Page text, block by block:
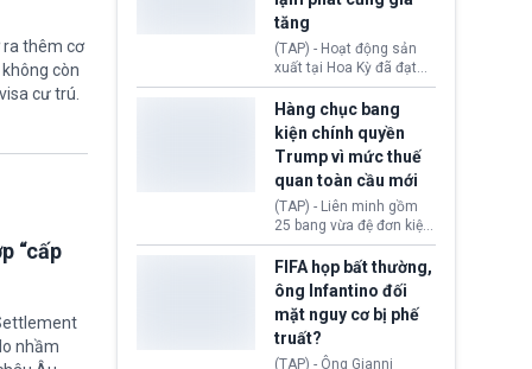
ra thêm cơ
còn
cư trú.
“cấp
nhầm
trong dòng 737 Max
thuộc Boeing
Commercial Airplanes
(Boeing). Động thái này
chính thức khép lại gần
một thập kỷ trì hoãn chờ
các cuộc đánh giá
nghiêm ngặt.
tăng
(TAP) - Hoạt động sản
xuất tại Hoa Kỳ đã đạt
tốc độ nhanh nhất trong
hơn 4 năm qua, cho
thấy nền kinh tế đang
phục hồi tích cực, bất
chấp tác động từ thuế
quan. Tuy nhiên, không
ít doanh nghiệp vẫn cảm
thấy áp lực lạm phát, bất
ổn địa chính trị hiện còn
nghiêm trọng hơn cả
giai đoạn đại dịch
COVID-19.
Hàng chục bang
kiện chính quyền
Trump vì mức thuế
quan toàn cầu mới
(TAP) - Liên minh gồm
25 bang vừa đệ đơn kiện
chính quyền Tổng thống
Donald Trump. Phe
nguyên đơn tin rằng,
hành động áp thuế 10 -
12,5% lên 60 đối tác
thương mại hôm 24/7
vượt quá thẩm quyền
FIFA họp bất thường,
ông Infantino đối
mặt nguy cơ bị phế
truất?
(TAP) - Ông Gianni